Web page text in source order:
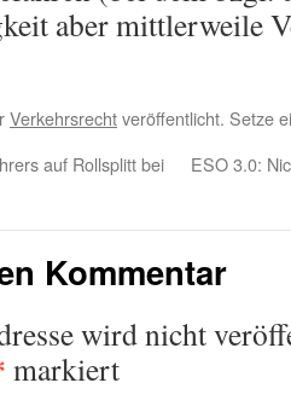
aber mittlerweile
Verkehrsrechtveröffentlicht. Setze
auf Rollsplitt bei
ESO 3.0:
Kommentar
wird nicht
markiert